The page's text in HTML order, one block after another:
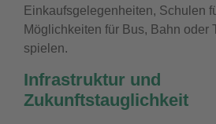
Einkaufsgelegenheiten, Schulen
Möglichkeiten für Bus, Bahn oder
spielen.
Infrastruktur und
Zukunftstauglichkeit